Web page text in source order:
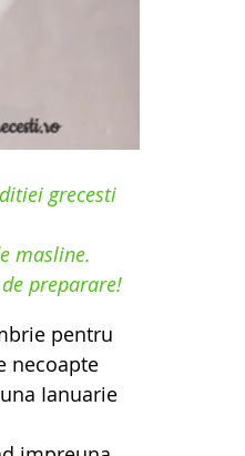
grecesti
masline.
preparare!
pentru
necoapte
Ianuarie